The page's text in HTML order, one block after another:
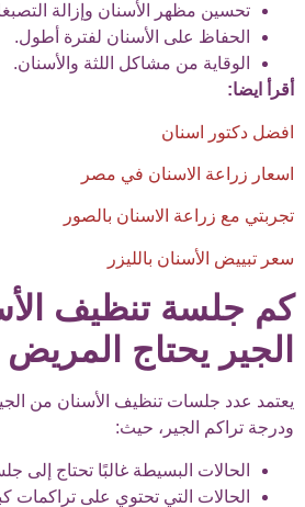
تحسين مظهر الأسنان وإزالة
الحفاظ على الأسنان لفترة أطول.
الوقاية من مشاكل اللثة والأسنان.
أقرأ ايضا:
افضل دكتور اسنان
اسعار زراعة الاسنان في مصر
تجربتي مع زراعة الاسنان بالصور
سعر تبييض الأسنان بالليزر
كم جلسة تنظيف
الجير يحتاج
يعتمد عدد جلسات تنظيف الأسنان من
ودرجة تراكم الجير، حيث:
الحالات البسيطة غالبًا تحتاج إلى
الحالات التي تحتوي على تراكمات